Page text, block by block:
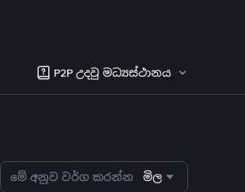
P2P උදවු මධ්‍යස්ථානය
මේ අනුව වර්ග කරන්න මිල